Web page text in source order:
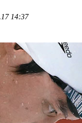
14:37